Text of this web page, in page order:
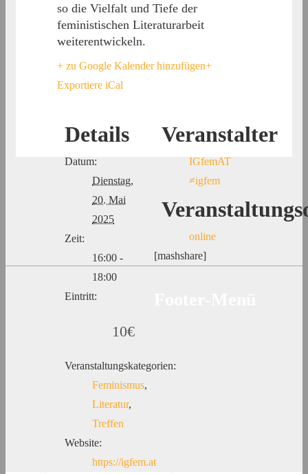
so die Vielfalt und Tiefe der
feministischen Literaturarbeit
weiterentwickeln.
+ zu Google Kalender hinzufügen+
Exportiere iCal
Details
Datum:
Dienstag,
20. Mai
2025
Zeit:
16:00 -
18:00
Eintritt:
10€
Veranstaltungskategorien:
Feminismus,
Literatur,
Treffen
Website:
https://igfem.at
Veranstalter
IGfemAT
≠igfem
online
[mashshare]